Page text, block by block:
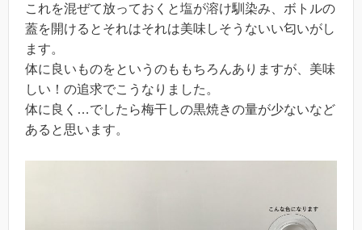
これを混ぜて放っておくと塩が溶け馴染み、ボトルの
蓋を開けるとそれはそれは美味しそうないい匂いがし
ます。
体に良いものをというのももちろんありますが、美味
しい！の追求でこうなりました。
体に良く…でしたら梅干しの黒焼きの量が少ないなど
あると思います。